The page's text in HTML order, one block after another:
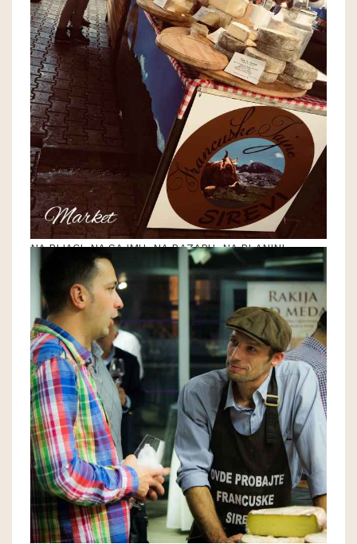
NA PIJACI, NA SAJMU, NA BAZARU, NA PLANINI